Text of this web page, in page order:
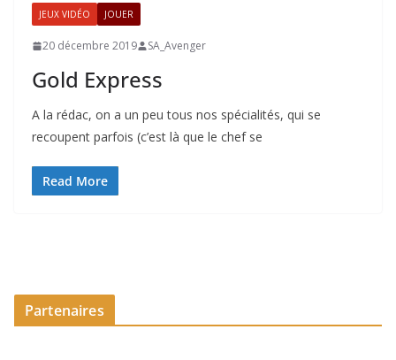
JEUX VIDÉO JOUER
20 décembre 2019 SA_Avenger
Gold Express
A la rédac, on a un peu tous nos spécialités, qui se
recoupent parfois (c’est là que le chef se
Read More
Partenaires